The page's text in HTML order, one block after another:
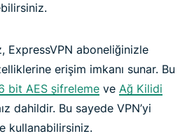
sürümünü kullanmaya
gün, %100 risksiz
ExpressVPN aboneliğinizle
erişim imkanı sunar. Bu
bit AES şifreleme ve Ağ Kilidi
dahildir. Bu sayede VPN’yi
kullanabilirsiniz.